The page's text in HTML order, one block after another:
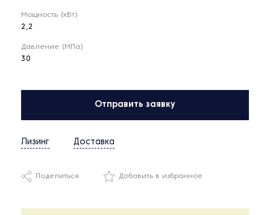
Мощность (кВт)
2,2
Давление (МПа)
30
Отправить заявку
Лизинг Доставка
Поделиться Добавить в избранное